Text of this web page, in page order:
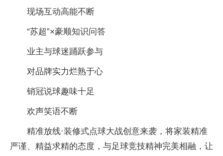
现场互动高能不断
“苏超”×豪顺知识问答
业主与球迷踊跃参与
对品牌实力烂熟于心
销冠说球趣味十足
欢声笑语不断
精准放线·装修式点球大战创意来袭，将家装精准
严谨、精益求精的态度，与足球竞技精神完美相融，让